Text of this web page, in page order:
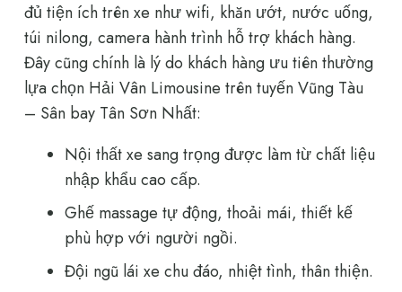
đủ tiện ích trên xe như wifi, khăn ướt, nước uống,
túi nilong, camera hành trình hỗ trợ khách hàng.
Đây cũng chính là lý do khách hàng ưu tiên thường
lựa chọn Hải Vân Limousine trên tuyến Vũng Tàu
– Sân bay Tân Sơn Nhất:
Nội thất xe sang trọng được làm từ chất liệu
nhập khẩu cao cấp.
Ghế massage tự động, thoải mái, thiết kế
phù hợp với người ngồi.
Đội ngũ lái xe chu đáo, nhiệt tình, thân thiện.